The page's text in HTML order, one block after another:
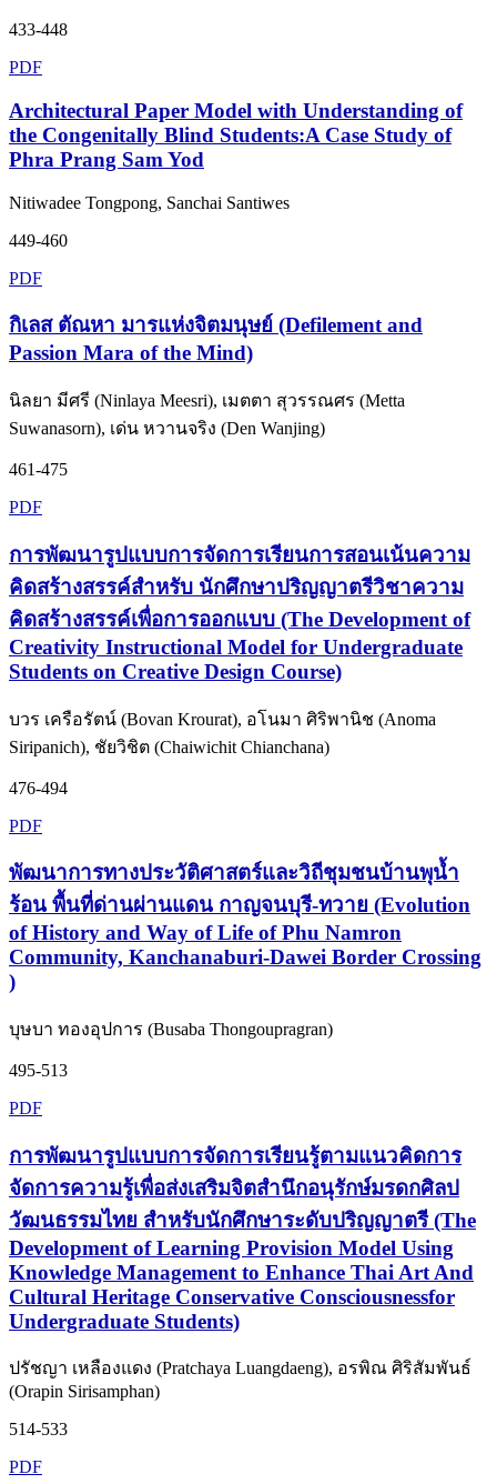
433-448
PDF
Architectural Paper Model with Understanding of
the Congenitally Blind Students:A Case Study of
Phra Prang Sam Yod
Nitiwadee Tongpong, Sanchai Santiwes
449-460
PDF
กิเลส ตัณหา มารแห่งจิตมนุษย์ (Defilement and
Passion Mara of the Mind)
นิลยา มีศรี (Ninlaya Meesri), เมตตา สุวรรณศร (Metta
Suwanasorn), เด่น หวานจริง (Den Wanjing)
461-475
PDF
การพัฒนารูปแบบการจัดการเรียนการสอนเน้นความ
คิดสร้างสรรค์สำหรับ นักศึกษาปริญญาตรีวิชาความ
คิดสร้างสรรค์เพื่อการออกแบบ (The Development of
Creativity Instructional Model for Undergraduate
Students on Creative Design Course)
บวร เครือรัตน์ (Bovan Krourat), อโนมา ศิริพานิช (Anoma
Siripanich), ชัยวิชิต (Chaiwichit Chianchana)
476-494
PDF
พัฒนาการทางประวัติศาสตร์และวิถีชุมชนบ้านพุน้ำ
ร้อน พื้นที่ด่านผ่านแดน กาญจนบุรี-ทวาย (Evolution
of History and Way of Life of Phu Namron
Community, Kanchanaburi-Dawei Border Crossing
)
บุษบา ทองอุปการ (Busaba Thongoupragran)
495-513
PDF
การพัฒนารูปแบบการจัดการเรียนรู้ตามแนวคิดการ
จัดการความรู้เพื่อส่งเสริมจิตสำนึกอนุรักษ์มรดกศิลป
วัฒนธรรมไทย สำหรับนักศึกษาระดับปริญญาตรี (The
Development of Learning Provision Model Using
Knowledge Management to Enhance Thai Art And
Cultural Heritage Conservative Consciousnessfor
Undergraduate Students)
ปรัชญา เหลืองแดง (Pratchaya Luangdaeng), อรพิณ ศิริสัมพันธ์
(Orapin Sirisamphan)
514-533
PDF